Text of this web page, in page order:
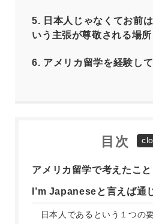
5. 日本人じゃなくてお前
いう主張が尊敬される場所
6. アメリカ留学を経験し
目次
アメリカ留学で考えたこと
I’m Japaneseと言えば通
日本人であるという１つの